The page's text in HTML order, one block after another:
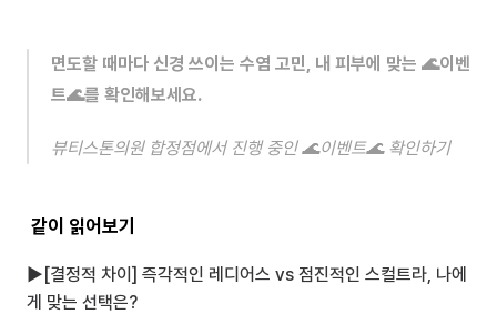
면도할 때마다 신경 쓰이는 수염 고민, 내 피부에 맞는 🌊이벤
트🌊를 확인해보세요.
뷰티스톤의원 합정점에서 진행 중인 🌊이벤트🌊 확인하기
같이 읽어보기
▶ [결정적 차이] 즉각적인 레디어스 vs 점진적인 스컬트라, 나에
게 맞는 선택은?